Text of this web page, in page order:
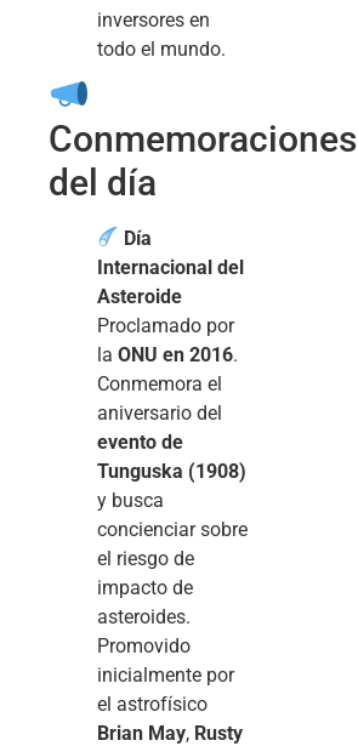
inversores en
todo el mundo.
Conmemoraciones
del día
Día
Internacional del
Asteroide
Proclamado por
la ONU en 2016.
Conmemora el
aniversario del
evento de
Tunguska (1908)
y busca
concienciar sobre
el riesgo de
impacto de
asteroides.
Promovido
inicialmente por
el astrofísico
Brian May, Rusty